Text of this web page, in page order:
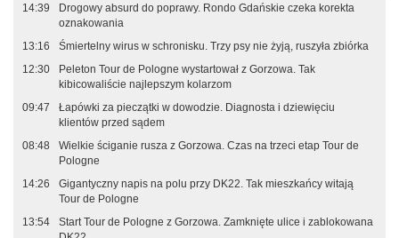
14:39
Drogowy absurd do poprawy. Rondo Gdańskie czeka korekta
oznakowania
13:16
Śmiertelny wirus w schronisku. Trzy psy nie żyją, ruszyła zbiórka
12:30
Peleton Tour de Pologne wystartował z Gorzowa. Tak
kibicowaliście najlepszym kolarzom
09:47
Łapówki za pieczątki w dowodzie. Diagnosta i dziewięciu
klientów przed sądem
08:48
Wielkie ściganie rusza z Gorzowa. Czas na trzeci etap Tour de
Pologne
14:26
Gigantyczny napis na polu przy DK22. Tak mieszkańcy witają
Tour de Pologne
13:54
Start Tour de Pologne z Gorzowa. Zamknięte ulice i zablokowana